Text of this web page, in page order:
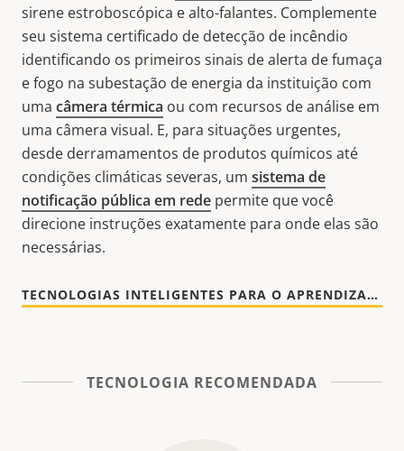
sirene estroboscópica e alto-falantes. Complemente
seu sistema certificado de detecção de incêndio
identificando os primeiros sinais de alerta de fumaça
e fogo na subestação de energia da instituição com
uma câmera térmica ou com recursos de análise em
uma câmera visual. E, para situações urgentes,
desde derramamentos de produtos químicos até
condições climáticas severas, um sistema de
notificação pública em rede permite que você
direcione instruções exatamente para onde elas são
necessárias.
TECNOLOGIAS INTELIGENTES PARA O APRENDIZADO SEGURO [EN]
TECNOLOGIA RECOMENDADA